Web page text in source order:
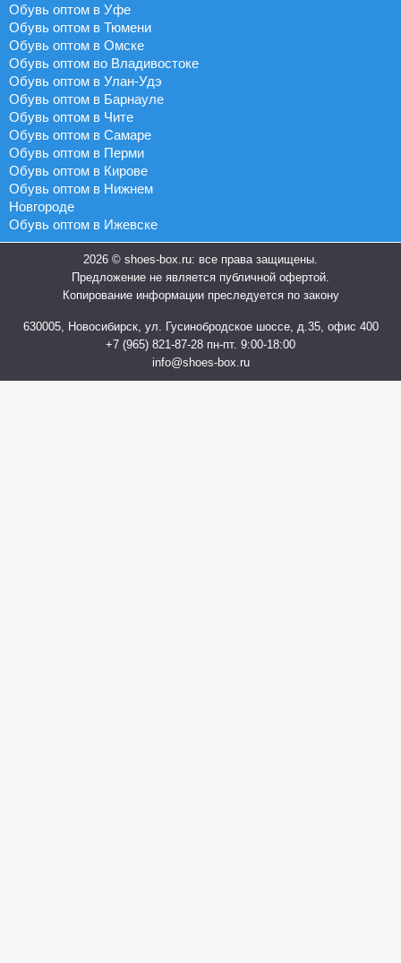
Обувь оптом в Уфе
Обувь оптом в Тюмени
Обувь оптом в Омске
Обувь оптом во Владивостоке
Обувь оптом в Улан-Удэ
Обувь оптом в Барнауле
Обувь оптом в Чите
Обувь оптом в Самаре
Обувь оптом в Перми
Обувь оптом в Кирове
Обувь оптом в Нижнем
Новгороде
Обувь оптом в Ижевске
2026 © shoes-box.ru: все права защищены.
Предложение не является публичной офертой.
Копирование информации преследуется по закону
630005, Новосибирск, ул. Гусинобродское шоссе, д.35, офис 400
+7 (965) 821-87-28 пн-пт. 9:00-18:00
info@shoes-box.ru